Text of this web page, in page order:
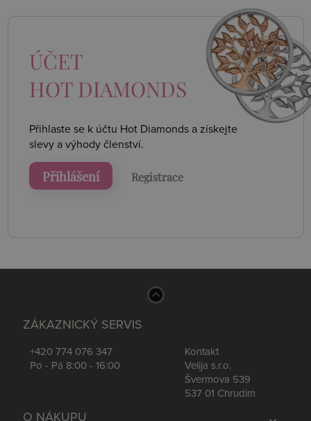
ÚČET
HOT DIAMONDS
Přihlaste se k účtu Hot Diamonds a získejte
slevy a výhody členství.
Přihlášení Registrace
ZÁKAZNICKÝ SERVIS
+420 774 076 347
Po - Pá 8:00 - 16:00
Kontakt
Velija s.r.o.
Švermova 539
537 01 Chrudim
O NÁKUPU